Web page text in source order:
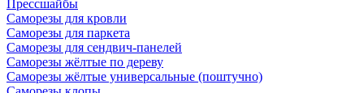
Прессшайбы
Саморезы для кровли
Саморезы для паркета
Саморезы для сендвич-панелей
Саморезы жёлтые по дереву
Саморезы жёлтые универсальные (поштучно)